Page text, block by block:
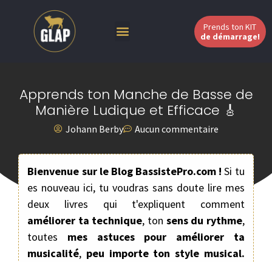
Prends ton KIT
de démarrage!
Apprends ton Manche de Basse de
Manière Ludique et Efficace 🎸
Johann Berby Aucun commentaire
Bienvenue sur le Blog BassistePro.com ! Si tu
es nouveau ici, tu voudras sans doute lire mes
deux livres qui t'expliquent comment
améliorer ta technique, ton sens du rythme,
toutes mes astuces pour améliorer ta
musicalité, peu importe ton style musical.